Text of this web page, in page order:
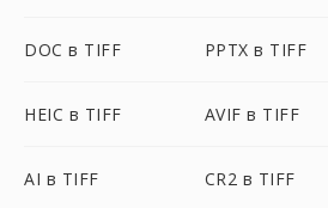
DOC в TIFF PPTX в TIFF
HEIC в TIFF AVIF в TIFF
AI в TIFF CR2 в TIFF